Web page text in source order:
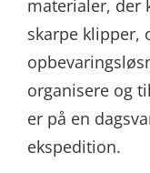
materialer, der
skarpe klipper,
organisere og
er på en
ekspedition.